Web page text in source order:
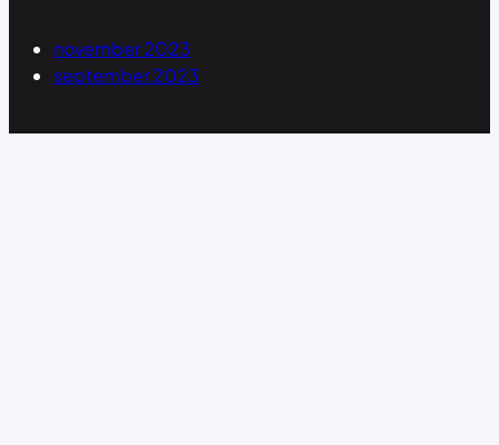
november 2023
september 2023